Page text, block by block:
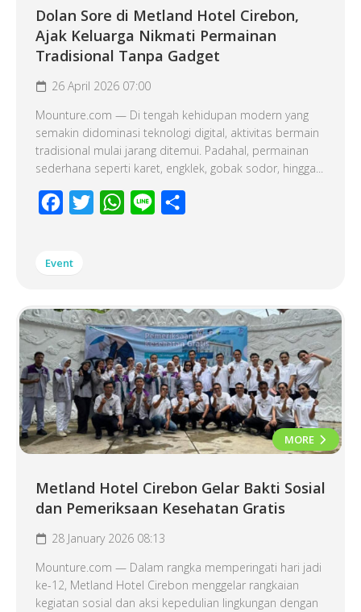
Dolan Sore di Metland Hotel Cirebon,
Ajak Keluarga Nikmati Permainan
Tradisional Tanpa Gadget
26 April 2026 07:00
Mounture.com — Di tengah kehidupan modern yang
semakin didominasi teknologi digital, aktivitas bermain
tradisional mulai jarang ditemui. Padahal, permainan
sederhana seperti karet, engklek, gobak sodor, hingga...
Facebook
Twitter WhatsApp
Line
Event
MORE
Metland Hotel Cirebon Gelar Bakti Sosial
dan Pemeriksaan Kesehatan Gratis
28 January 2026 08:13
Mounture.com — Dalam rangka memperingati hari jadi
ke-12, Metland Hotel Cirebon menggelar rangkaian
kegiatan sosial dan aksi kepedulian lingkungan dengan